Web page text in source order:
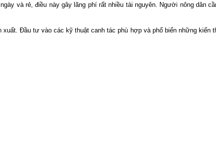
và rẻ, điều này gây lãng phí rất nhiều tài nguyên. Người nông dân
Đầu tư vào các kỹ thuật canh tác phù hợp và phổ biến những kiến